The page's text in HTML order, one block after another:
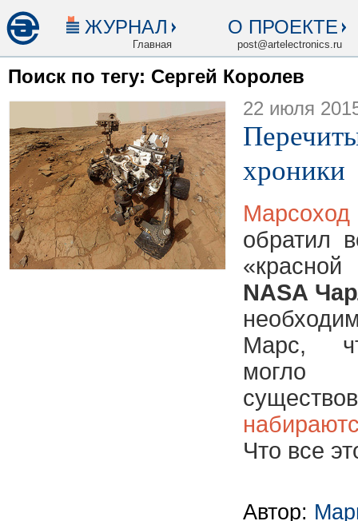
ЖУРНАЛ
Главная
О ПРОЕКТЕ
post@artelectronics.ru
Поиск по тегу: Сергей Королев
22 июля
хроники
обратил
NASA
Марс,
могло
Что все
Автор: